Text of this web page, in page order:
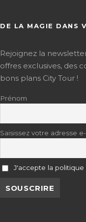
DE LA MAGIE DANS
Rejoignez la
offres exclusives, des
bons plans City Tour !
Prénom
Saisissez votre adresse
J'accepte la